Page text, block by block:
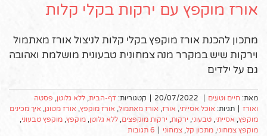
אורז מוקפץ עם ירקות בקלי קלות
מתכון להכנת אורז מוקפץ בקלי קלות לניצול אורז מאתמול
וירקות שיש במקרר מנה צמחונית טבעונית מושלמת ואהובה
גם על ילדים
מאת: חיים וטעים 20/07/2022 קטגוריות: דף-הבית, ללא גלוטן, פסטה
ואורז
תגיות: אוכל אסייתי, אורז, אורז מאתמול, אורז מוקפץ, אורז מטוגן, איך מכינים
מוקפץ, אסייתי, טבעוני, ירקות, ירקות מוקפצים, ללא גלוטן, מוקפץ, מוקפץ טבעוני,
מוקפץ צמחוני, מתכון קל, צמחוני
6 תגובות